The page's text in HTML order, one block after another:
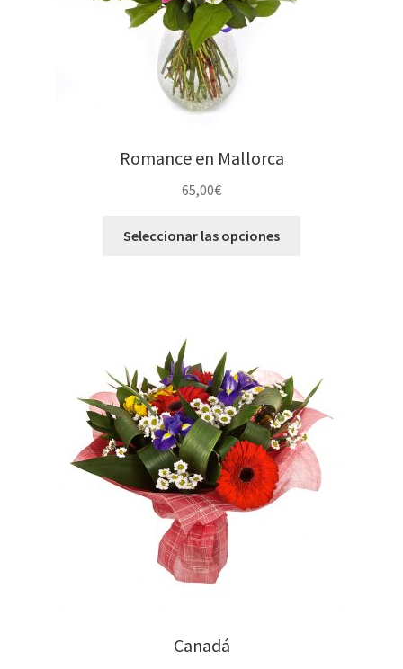
Romance en Mallorca
65,00€
Seleccionar las opciones
Canadá